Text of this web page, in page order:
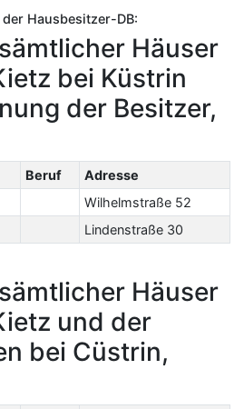
Hausbesitzer-DB:
Häuser
bei Küstrin
der Besitzer,
Beruf
Adresse
Wilhelmstraße 52
Lindenstraße 30
Häuser
und der
bei Cüstrin,